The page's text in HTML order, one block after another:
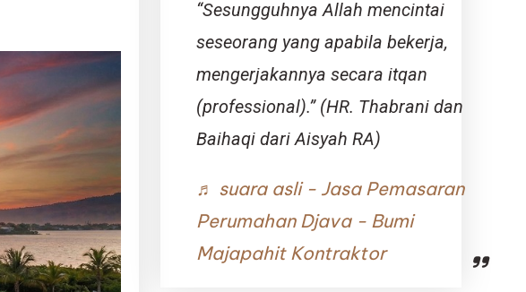
“Sesungguhnya Allah mencintai
seseorang yang apabila bekerja,
mengerjakannya secara itqan
(professional).” (HR. Thabrani dan
Baihaqi dari Aisyah RA)
♬ suara asli - Jasa Pemasaran
Perumahan Djava - Bumi
Majapahit Kontraktor